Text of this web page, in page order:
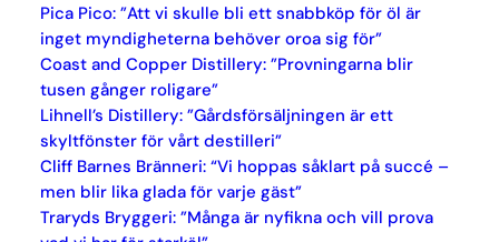
Pica Pico: ”Att vi skulle bli ett snabbköp för öl är
inget myndigheterna behöver oroa sig för”
Coast and Copper Distillery: ”Provningarna blir
tusen gånger roligare”
Lihnell’s Distillery: ”Gårdsförsäljningen är ett
skyltfönster för vårt destilleri”
Cliff Barnes Bränneri: “Vi hoppas såklart på succé –
men blir lika glada för varje gäst”
Traryds Bryggeri: ”Många är nyfikna och vill prova